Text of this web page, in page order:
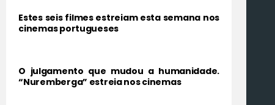
Estes seis filmes estreiam esta semana nos
cinemas portugueses
O julgamento que mudou a humanidade.
“Nuremberga” estreia nos cinemas